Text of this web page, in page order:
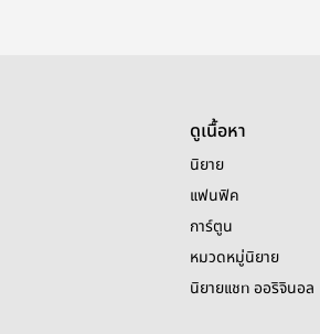
ดูเนื้อหา
นิยาย
แฟนฟิค
การ์ตูน
หมวดหมู่นิยาย
นิยายแชท ออริจินอล